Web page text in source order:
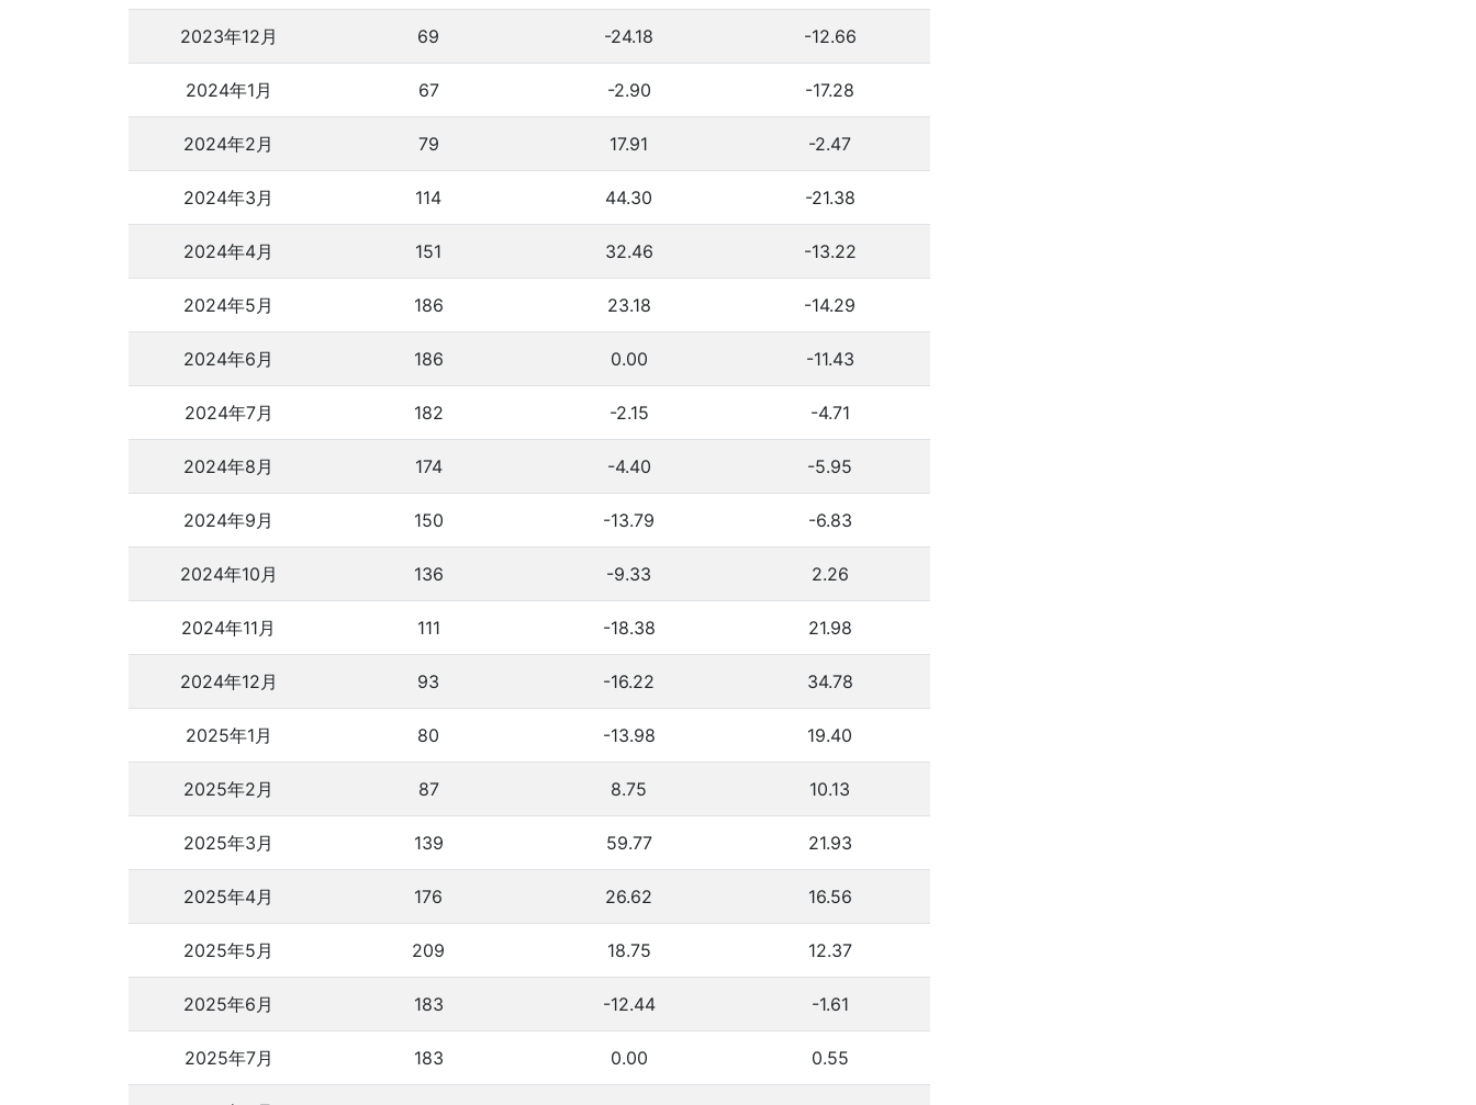
2023年12月 69 -24.18 -12.66
2024年1月 67 -2.90 -17.28
2024年2月 79 17.91 -2.47
2024年3月 114 44.30 -21.38
2024年4月 151 32.46 -13.22
2024年5月 186 23.18 -14.29
2024年6月 186 0.00 -11.43
2024年7月 182 -2.15 -4.71
2024年8月 174 -4.40 -5.95
2024年9月 150 -13.79 -6.83
2024年10月 136 -9.33 2.26
2024年11月 111 -18.38 21.98
2024年12月 93 -16.22 34.78
2025年1月 80 -13.98 19.40
2025年2月 87 8.75 10.13
2025年3月 139 59.77 21.93
2025年4月 176 26.62 16.56
2025年5月 209 18.75 12.37
2025年6月 183 -12.44 -1.61
2025年7月 183 0.00 0.55